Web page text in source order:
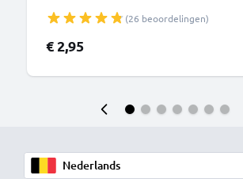
(26 beoordelingen)
€ 2,95